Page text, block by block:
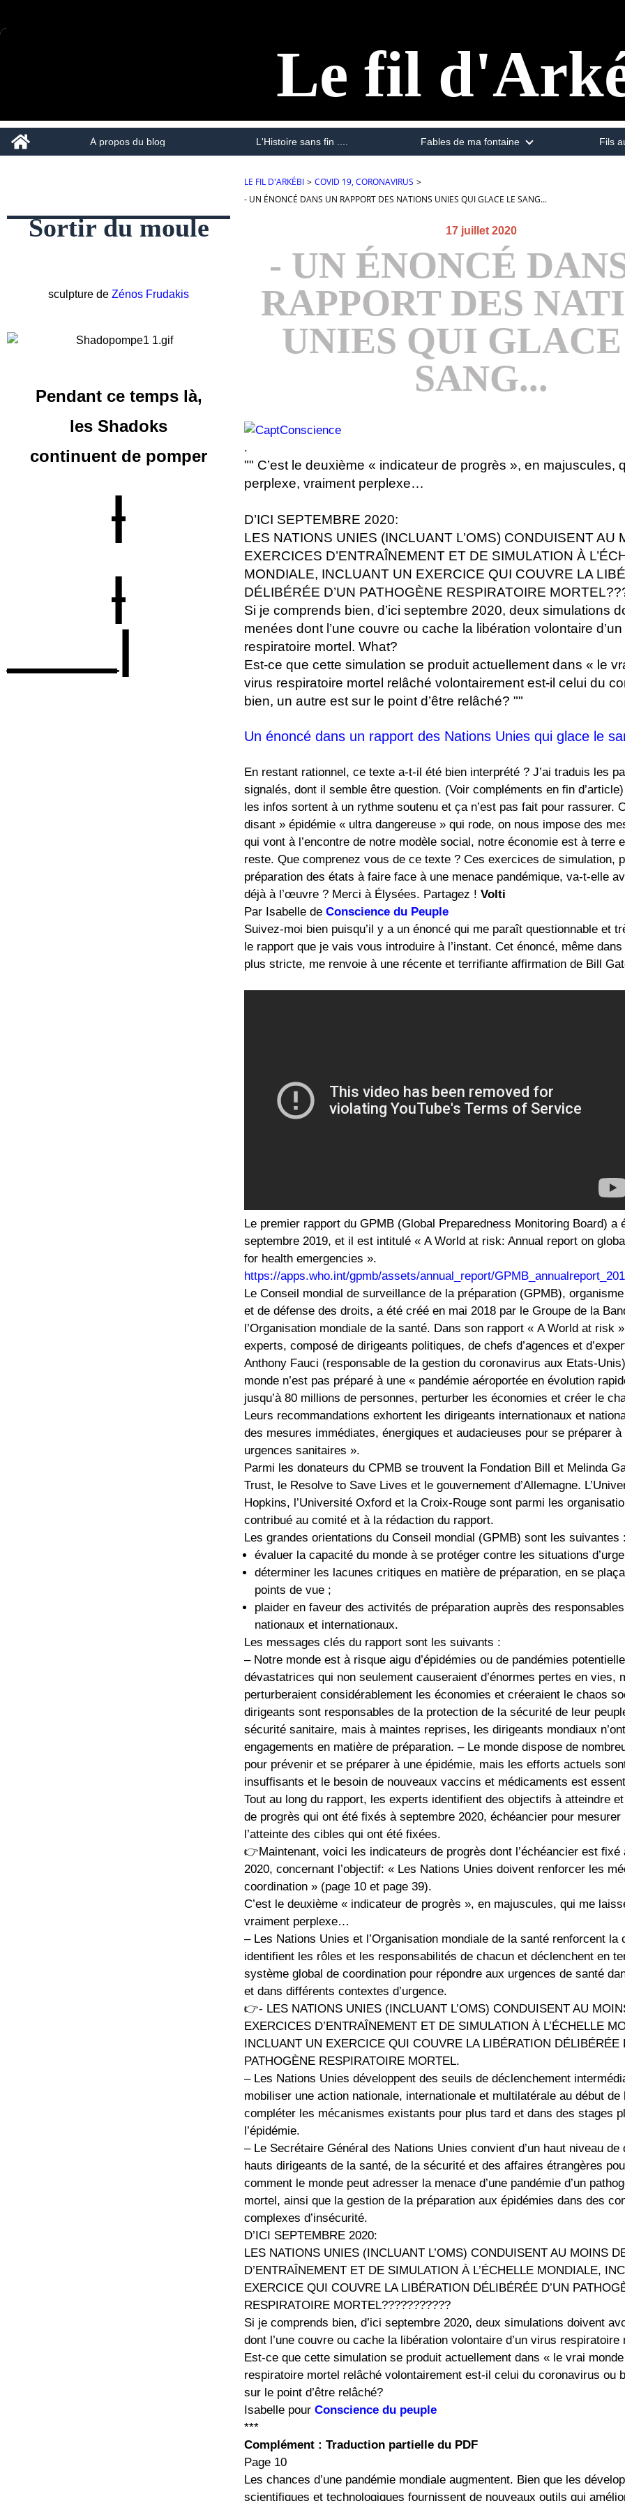
Le fil
Home
À propos du blog
L'Histoire sans fin .... Fables de ma fontaine Fils
Sortir du moule
sculpture de Zénos Frudakis
Pendant ce temps là,
les Shadoks
continuent de pomper
|
|
____|
LE FIL D'ARKÉBI > COVID 19, CORONAVIRUS >
- UN ÉNONCÉ DANS UN RAPPORT DES NATIONS UNIES QUI GLACE LE SANG...
17 juillet 2020
- UN ÉNONCÉ
RAPPORT DES
UNIES QUI
SANG...
.
"" C’est le deuxième « indicateur de progrès », en majuscules,
perplexe, vraiment perplexe…
D’ICI SEPTEMBRE 2020:
LES NATIONS UNIES (INCLUANT L’OMS) CONDUISENT AU
EXERCICES D’ENTRAÎNEMENT ET DE SIMULATION À
MONDIALE, INCLUANT UN EXERCICE QUI COUVRE LA
DÉLIBÉRÉE D’UN PATHOGÈNE RESPIRATOIRE
Si je comprends bien, d’ici septembre 2020, deux simulations
menées dont l’une couvre ou cache la libération volontaire
respiratoire mortel. What?
Est-ce que cette simulation se produit actuellement dans « le
virus respiratoire mortel relâché volontairement est-il celui du
bien, un autre est sur le point d’être relâché? ""
Un énoncé dans un rapport des Nations Unies qui glace le
En restant rationnel, ce texte a-t-il été bien interprété ? J’ai traduis les
signalés, dont il semble être question. (Voir compléments en fin
les infos sortent à un rythme soutenu et ça n’est pas fait pour rassurer.
disant » épidémie « ultra dangereuse » qui rode, on nous impose des
qui vont à l’encontre de notre modèle social, notre économie est à terre
reste. Que comprenez vous de ce texte ? Ces exercices de simulation,
préparation des états à faire face à une menace pandémique, va-t-elle
déjà à l’œuvre ? Merci à Élysées. Partagez ! Volti
Par Isabelle de Conscience du Peuple
Suivez-moi bien puisqu’il y a un énoncé qui me paraît questionnable et
le rapport que je vais vous introduire à l’instant. Cet énoncé, même
plus stricte, me renvoie à une récente et terrifiante affirmation de Bill
Le premier rapport du GPMB (Global Preparedness Monitoring Board) a
septembre 2019, et il est intitulé « A World at risk: Annual report on
for health emergencies ».
https://apps.who.int/gpmb/assets/annual_report/
Le Conseil mondial de surveillance de la préparation (GPMB),
et de défense des droits, a été créé en mai 2018 par le Groupe de la
l’Organisation mondiale de la santé. Dans son rapport « A World at risk
experts, composé de dirigeants politiques, de chefs d’agences et
Anthony Fauci (responsable de la gestion du coronavirus aux Etats-
monde n’est pas préparé à une « pandémie aéroportée en évolution
jusqu’à 80 millions de personnes, perturber les économies et créer le
Leurs recommandations exhortent les dirigeants internationaux et
des mesures immédiates, énergiques et audacieuses pour se préparer à
urgences sanitaires ».
Parmi les donateurs du CPMB se trouvent la Fondation Bill et Melinda
Trust, le Resolve to Save Lives et le gouvernement d’Allemagne.
Hopkins, l’Université Oxford et la Croix-Rouge sont parmi les
contribué au comité et à la rédaction du rapport.
Les grandes orientations du Conseil mondial (GPMB) sont les suivantes :
évaluer la capacité du monde à se protéger contre les situations
déterminer les lacunes critiques en matière de préparation, en se
points de vue ;
plaider en faveur des activités de préparation auprès des
nationaux et internationaux.
Les messages clés du rapport sont les suivants :
– Notre monde est à risque aigu d’épidémies ou de pandémies
dévastatrices qui non seulement causeraient d’énormes pertes en vies,
perturberaient considérablement les économies et créeraient le chaos
dirigeants sont responsables de la protection de la sécurité de leur
sécurité sanitaire, mais à maintes reprises, les dirigeants mondiaux
engagements en matière de préparation. – Le monde dispose de
pour prévenir et se préparer à une épidémie, mais les efforts actuels
insuffisants et le besoin de nouveaux vaccins et médicaments est
Tout au long du rapport, les experts identifient des objectifs à atteindre
de progrès qui ont été fixés à septembre 2020, échéancier pour mesurer
l’atteinte des cibles qui ont été fixées.
👉Maintenant, voici les indicateurs de progrès dont l’échéancier est fixé
2020, concernant l’objectif: « Les Nations Unies doivent renforcer les
coordination » (page 10 et page 39).
C’est le deuxième « indicateur de progrès », en majuscules, qui me
vraiment perplexe…
– Les Nations Unies et l’Organisation mondiale de la santé renforcent la
identifient les rôles et les responsabilités de chacun et déclenchent en
système global de coordination pour répondre aux urgences de santé
et dans différents contextes d’urgence.
👉- LES NATIONS UNIES (INCLUANT L’OMS) CONDUISENT AU
EXERCICES D’ENTRAÎNEMENT ET DE SIMULATION À L’ÉCHELLE
INCLUANT UN EXERCICE QUI COUVRE LA LIBÉRATION DÉLIBÉRÉE
PATHOGÈNE RESPIRATOIRE MORTEL.
– Les Nations Unies développent des seuils de déclenchement
mobiliser une action nationale, internationale et multilatérale au début de
compléter les mécanismes existants pour plus tard et dans des stages
l’épidémie.
– Le Secrétaire Général des Nations Unies convient d’un haut niveau de
hauts dirigeants de la santé, de la sécurité et des affaires étrangères
comment le monde peut adresser la menace d’une pandémie d’un
mortel, ainsi que la gestion de la préparation aux épidémies dans des
complexes d’insécurité.
D’ICI SEPTEMBRE 2020:
LES NATIONS UNIES (INCLUANT L’OMS) CONDUISENT AU MOINS
D’ENTRAÎNEMENT ET DE SIMULATION À L’ÉCHELLE MONDIALE,
EXERCICE QUI COUVRE LA LIBÉRATION DÉLIBÉRÉE D’UN
RESPIRATOIRE MORTEL???????????
Si je comprends bien, d’ici septembre 2020, deux simulations doivent
dont l’une couvre ou cache la libération volontaire d’un virus respiratoire
Est-ce que cette simulation se produit actuellement dans « le vrai
respiratoire mortel relâché volontairement est-il celui du coronavirus ou
sur le point d’être relâché?
Isabelle pour Conscience du peuple
***
Complément : Traduction partielle du PDF
Page 10
Les chances d’une pandémie mondiale augmentent. Bien que les
scientifiques et technologiques fournissent de nouveaux outils qui